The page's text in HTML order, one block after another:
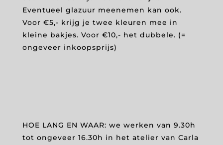
Eventueel glazuur meenemen kan ook.
Voor €5,- krijg je twee kleuren mee in
kleine bakjes. Voor €10,- het dubbele. (=
ongeveer inkoopsprijs)
HOE LANG EN WAAR: we werken van 9.30h
tot ongeveer 16.30h in het atelier van Carla